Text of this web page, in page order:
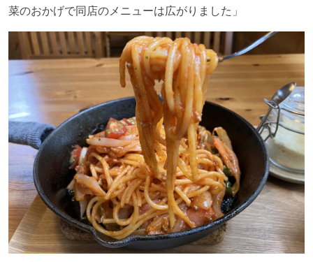
菜のおかげで同店のメニューは広がりました」